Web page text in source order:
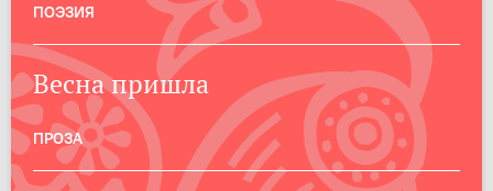
ПОЭЗИЯ
Весна пришла
ПРОЗА